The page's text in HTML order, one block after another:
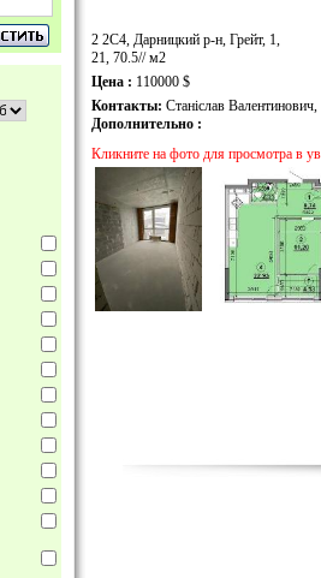
2 2С4, Дарницкий р-н, Грейт, 1,
21, 70.5// м2
Цена : 110000 $
Контакты: Станіслав
Дополнительно :
Кликните на фото для просмотра в